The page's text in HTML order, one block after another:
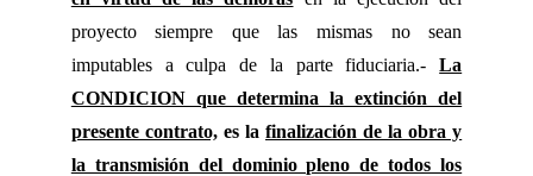
proyecto siempre que las mismas no sean
imputables a culpa de la parte fiduciaria.-La
CONDICION que determina la extinción del
presente contrato,es lafinalización de la obra y
la transmisión del dominio pleno de todos los